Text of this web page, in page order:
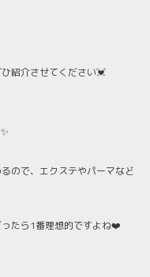
紹介させてください💓
ので、エクステやパーマなど
たら1番理想的ですよね❤️